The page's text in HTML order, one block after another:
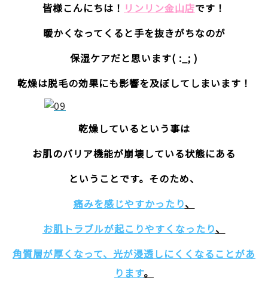
皆様こんにちは！ リンリン金山店です！
暖かくなってくると手を抜きがちなのが
保湿ケアだと思います( :_; )
乾燥は脱毛の効果にも影響を及ぼしてしまいます！
乾燥しているという事は
お肌のバリア機能が崩壊している状態にある
ということです。そのため、
痛みを感じやすかったり、
お肌トラブルが起こりやすくなったり、
角質層が厚くなって、光が浸透しにくくなることがあ
ります。